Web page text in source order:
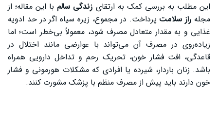
این مطلب به بررسی کمک به ارتقای زندگی سالم با این مقاله؛ از
مجله راز سلامت پرداخت. در مجموع، زیره سیاه اگر در حد ادویه
غذایی و به مقدار متعادل مصرف شود، معمولاً بی‌خطر است؛ اما
زیاده‌روی در مصرف آن می‌تواند با عوارضی مانند اختلال در
قاعدگی، افت فشار خون، تحریک رحم و تداخل دارویی همراه
باشد. زنان باردار، شیرده یا افرادی که مشکلات هورمونی و فشار
خون دارند باید پیش از مصرف منظم با پزشک مشورت کنند.